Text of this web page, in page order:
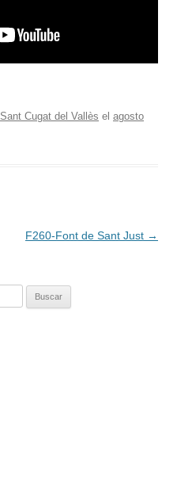
Sant Cugat del Vallès el agosto
F260-Font de Sant Just →